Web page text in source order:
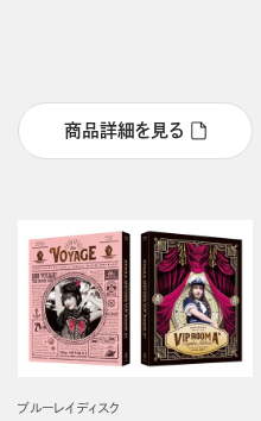
商品詳細を見る
ブルーレイディスク